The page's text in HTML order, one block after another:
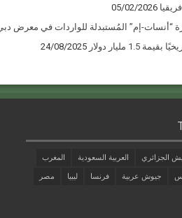
05/02/2026
مليار دولار
24/08/2025
الجزائري العربية السعودية المغرب
جيوش عربية فرنسا ليبيا مصر